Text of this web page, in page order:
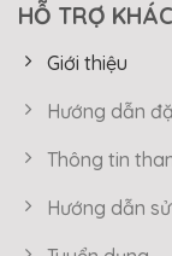
HỖ TRỢ
Giới thiệu
Hướng dẫn
Thông tin
Hướng dẫn